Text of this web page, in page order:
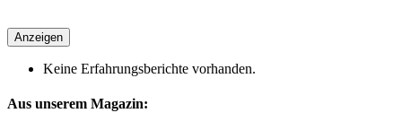
Anzeigen
Keine Erfahrungsberichte vorhanden.
Aus unserem Magazin: